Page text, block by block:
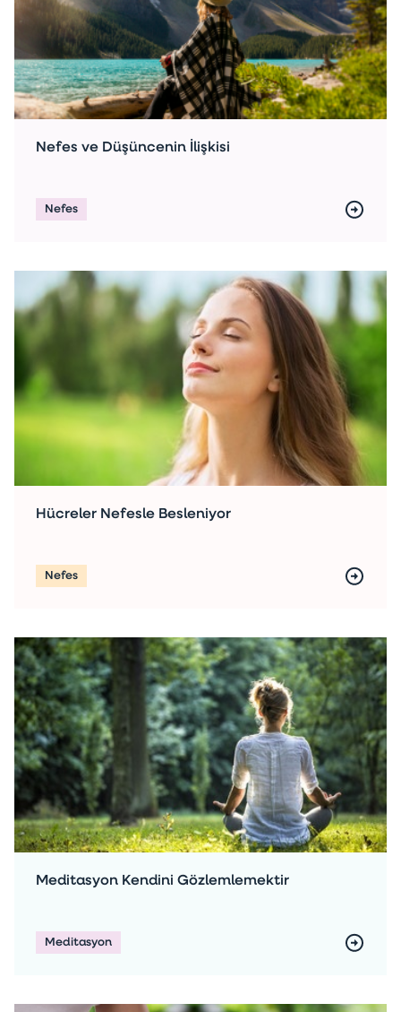
Nefes ve Düşüncenin İlişkisi
Nefes
Hücreler Nefesle Besleniyor
Nefes
Meditasyon Kendini Gözlemlemektir
Meditasyon